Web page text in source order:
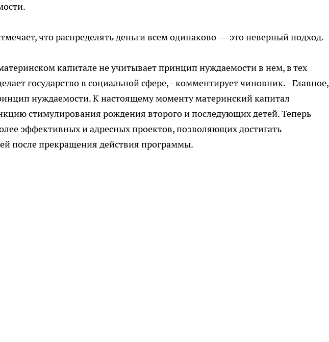
что распределять деньги всем одинаково — это неверный подход.
капитале не учитывает принцип нуждаемости в нем, в тех
государство в социальной сфере, - комментирует чиновник. - Главное,
нуждаемости. К настоящему моменту материнский капитал
стимулирования рождения второго и последующих детей. Теперь
эффективных и адресных проектов, позволяющих достигать
после прекращения действия программы.